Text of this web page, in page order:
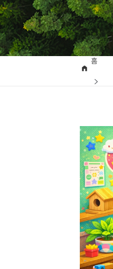
홈